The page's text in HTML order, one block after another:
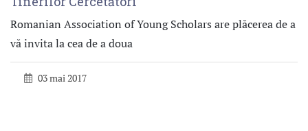
Romanian Association of Young Scholars are plăcerea de a
vă invita la cea de a doua
03 mai 2017